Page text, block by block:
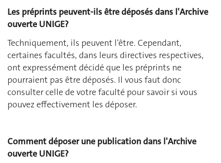
Les préprints peuvent-ils être déposés dans l'Archive
ouverte UNIGE?
Techniquement, ils peuvent l'être. Cependant,
certaines facultés, dans leurs directives respectives,
ont expressément décidé que les préprints ne
pourraient pas être déposés. Il vous faut donc
consulter celle de votre faculté pour savoir si vous
pouvez effectivement les déposer.
Comment déposer une publication dans l'Archive
ouverte UNIGE?